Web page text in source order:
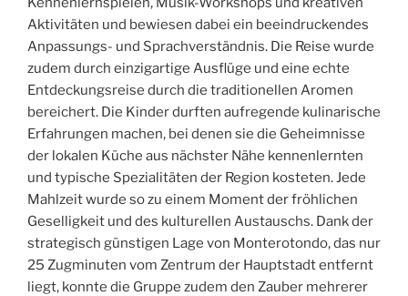
Aktivitäten und bewiesen dabei ein beeindruckendes
Anpassungs- und Sprachverständnis. Die Reise wurde
zudem durch einzigartige Ausflüge und eine echte
Entdeckungsreise durch die traditionellen Aromen
bereichert. Die Kinder durften aufregende kulinarische
Erfahrungen machen, bei denen sie die Geheimnisse
der lokalen Küche aus nächster Nähe kennenlernten
und typische Spezialitäten der Region kosteten. Jede
Mahlzeit wurde so zu einem Moment der fröhlichen
Geselligkeit und des kulturellen Austauschs. Dank der
strategisch günstigen Lage von Monterotondo, das nur
25 Zugminuten vom Zentrum der Hauptstadt entfernt
liegt, konnte die Gruppe zudem den Zauber mehrerer